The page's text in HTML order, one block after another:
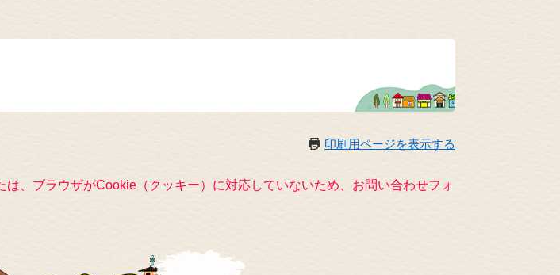
印刷用ページを表示する
、ブラウザがCookie（クッキー）に対応していないため、お問い合わせフォ